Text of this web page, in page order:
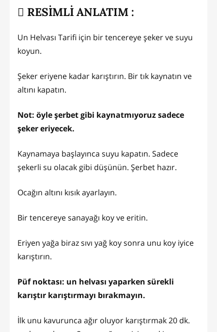
RESİMLİ ANLATIM :
Un Helvası Tarifi için bir tencereye şeker ve suyu
koyun.
Şeker eriyene kadar karıştırın. Bir tık kaynatın ve
altını kapatın.
Not: öyle şerbet gibi kaynatmıyoruz sadece
şeker eriyecek.
Kaynamaya başlayınca suyu kapatın. Sadece
şekerli su olacak gibi düşünün. Şerbet hazır.
Ocağın altını kısık ayarlayın.
Bir tencereye sanayağı koy ve eritin.
Eriyen yağa biraz sıvı yağ koy sonra unu koy iyice
karıştırın.
Püf noktası: un helvası yaparken sürekli
karıştır karıştırmayı bırakmayın.
İlk unu kavurunca ağır oluyor karıştırmak 20 dk.